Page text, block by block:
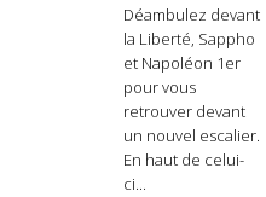
Déambulez devant
la Liberté, Sappho
et Napoléon 1er
pour vous
retrouver devant
un nouvel escalier.
En haut de celui-
ci...